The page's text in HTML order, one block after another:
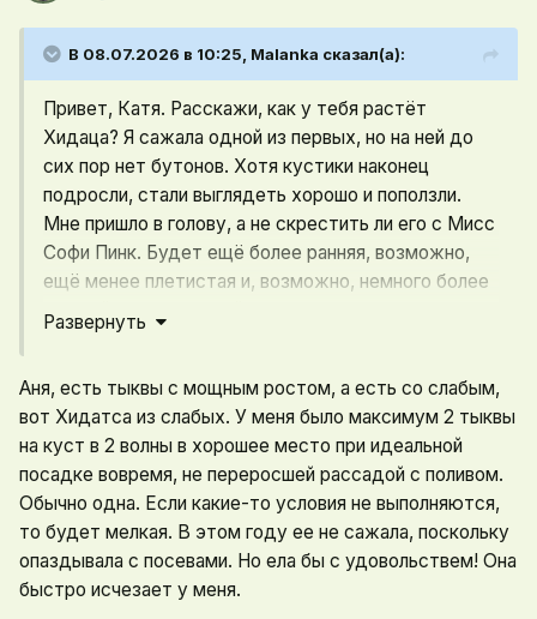
В 08.07.2026 в 10:25, Malanka сказал(а):
Привет, Катя. Расскажи, как у тебя растёт
Хидаца? Я сажала одной из первых, но на ней до
сих пор нет бутонов. Хотя кустики наконец
подросли, стали выглядеть хорошо и поползли.
Мне пришло в голову, а не скрестить ли его с Мисс
Софи Пинк. Будет ещё более ранняя, возможно,
ещё менее плетистая и, возможно, немного более
урожайная. В прошлый раз мне мои Хидацы выдали
по одной небольшой тыковке плюс один бледный
семена, может поэтому растения такие слабые.
Что думаешь?
Развернуть
Аня, есть тыквы с мощным ростом, а есть со слабым,
вот Хидатса из слабых. У меня было максимум 2 тыквы
на куст в 2 волны в хорошее место при идеальной
посадке вовремя, не переросшей рассадой с поливом.
Обычно одна. Если какие-то условия не выполняются,
то будет мелкая. В этом году ее не сажала, поскольку
опаздывала с посевами. Но ела бы с удовольствем! Она
быстро исчезает у меня.